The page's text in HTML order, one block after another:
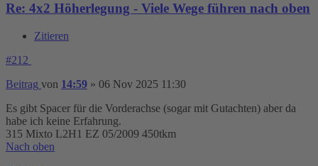
Re: 4x2 Höherlegung - Viele Wege führen nach oben
Zitieren
#212
Beitrag von 14:59 » 06 Nov 2025 11:30
Es gibt Spacer für die Vorderachse (sogar mit Gutachten) aber da
habe ich keine Erfahrung.
315 Mixto L2H1 EZ 05/2009 450tkm
Nach oben